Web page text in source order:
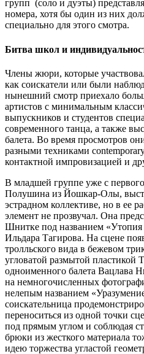
групп (соло и дуэты)
номера, хотя бы один из них
специально для этого смотра.
Битва школ и
Члены жюри, которые
как соискатели или были
нынешний смотр приехало
артистов с минимальным
выпускников и студентов
современного танца, а также
балета. Во время просмотров
разными техниками
контактной импровизацией и
В младшей группе уже с
Полушина из Йошкар-Олы,
эстрадном коллективе, но в ее
элемент не прозвучал. Она
Шнитке под названием «Утопия
Ильдара Тагирова. На сцене
тролльского вида в бежевом
угловатой размытой пластикой
одноименного балета Вацлава
на немногочисленных
нелепым названием
соискательница
переноситься из одной точки
под прямым углом и соблюдая
брюки из жесткого материала
идею торжества угластой